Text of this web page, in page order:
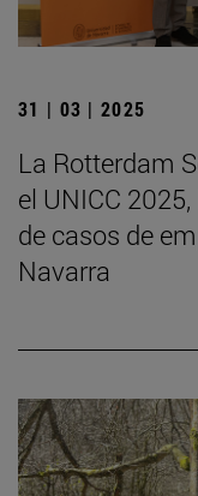
31 | 03 | 2025
La Rotterdam
el UNICC
de casos de
Navarra